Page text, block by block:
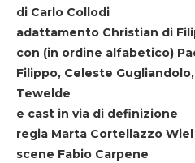
di Carlo Collodi
adattamento Christian di
con (in ordine alfabetico)
Filippo, Celeste
Tewelde
e cast in via di definizione
regia Marta Cortellazzo Wiel
scene Fabio Carpene